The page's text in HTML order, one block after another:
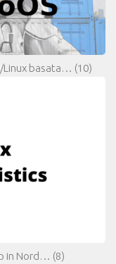
Linux basata… (10)
in Nord… (8)